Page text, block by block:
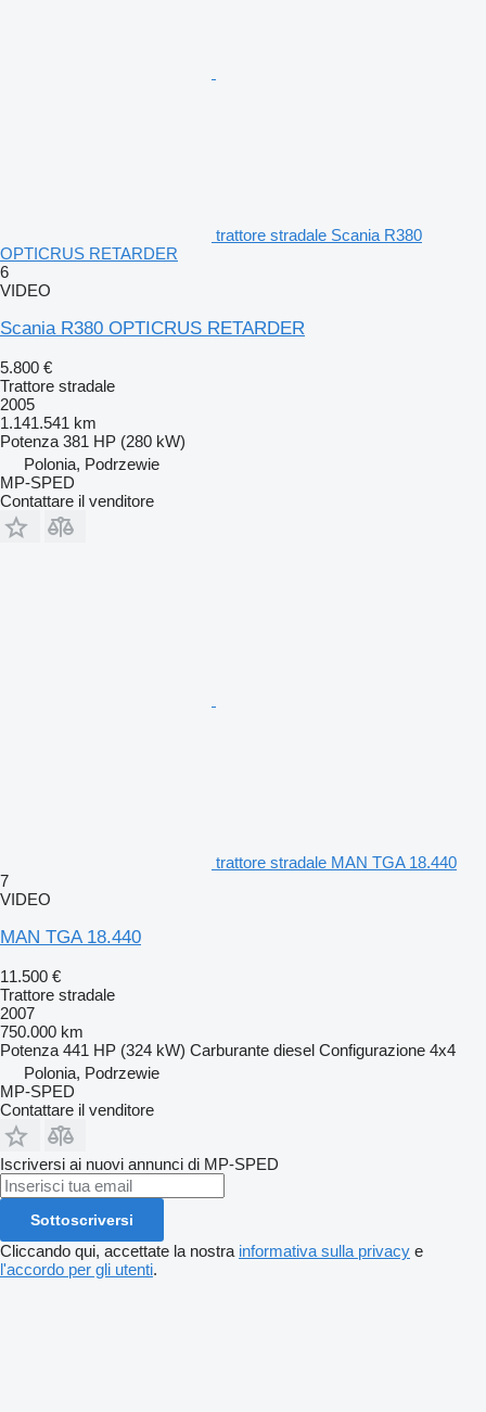
trattore stradale Scania R380
OPTICRUS RETARDER
6
VIDEO
Scania R380 OPTICRUS RETARDER
5.800 €
Trattore stradale
2005
1.141.541 km
Potenza 381 HP (280 kW)
Polonia, Podrzewie
MP-SPED
Contattare il venditore
trattore stradale MAN TGA 18.440
7
VIDEO
MAN TGA 18.440
11.500 €
Trattore stradale
2007
750.000 km
Potenza 441 HP (324 kW) Carburante diesel Configurazione 4x4
Polonia, Podrzewie
MP-SPED
Contattare il venditore
Iscriversi ai nuovi annunci di MP-SPED
Sottoscriversi
Cliccando qui, accettate la nostra informativa sulla privacy e
l'accordo per gli utenti.